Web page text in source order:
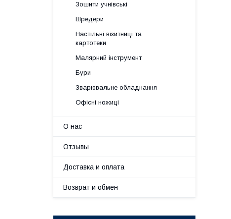
Зошити учнівські
Шредери
Настільні візитниці та
картотеки
Малярний інструмент
Бури
Зварювальне обладнання
Офісні ножиці
О нас
Отзывы
Доставка и оплата
Возврат и обмен